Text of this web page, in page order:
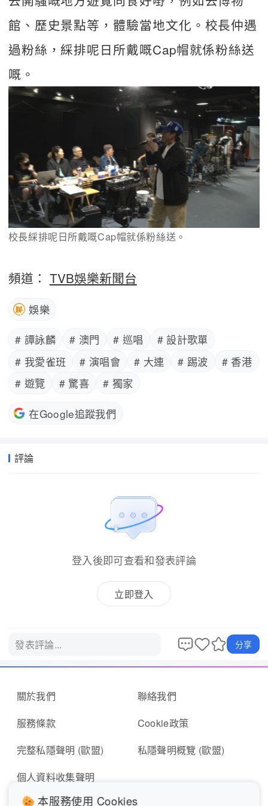
館、歷史景點等，體驗當地文化。校長仲遇
過粉絲，綵排呢日所戴嘅Cap帽就係粉絲送
嘅。
校長綵排呢日所戴嘅Cap帽就係粉絲送。
頻道： TVB娛樂新聞台
娛樂
# 譚詠麟 # 澳門 # 巡唱
# 設計歌單
# 我愛雀班
# 演唱會 # 大連 # 踢波
# 香港
# 遊覽
# 驚喜 # 獨家
在Google追蹤我們
評論
登入後即可查看和發表評論
立即登入
發表評論... 分享
關於我們
服務條款
完整私隱聲明 (歐盟)
個人資料收集聲明
聯絡我們
Cookie政策
私隱聲明概覽 (歐盟)
本服務使用 Cookies